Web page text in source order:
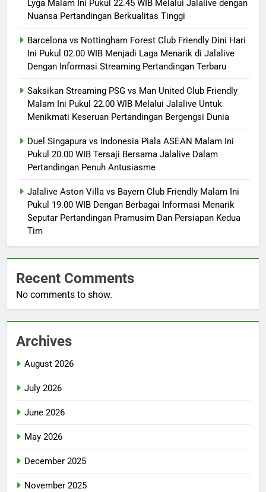
Lyga Malam Ini Pukul 22.45 WIB Melalui Jalalive dengan
Nuansa Pertandingan Berkualitas Tinggi
Barcelona vs Nottingham Forest Club Friendly Dini Hari
Ini Pukul 02.00 WIB Menjadi Laga Menarik di Jalalive
Dengan Informasi Streaming Pertandingan Terbaru
Saksikan Streaming PSG vs Man United Club Friendly
Malam Ini Pukul 22.00 WIB Melalui Jalalive Untuk
Menikmati Keseruan Pertandingan Bergengsi Dunia
Duel Singapura vs Indonesia Piala ASEAN Malam Ini
Pukul 20.00 WIB Tersaji Bersama Jalalive Dalam
Pertandingan Penuh Antusiasme
Jalalive Aston Villa vs Bayern Club Friendly Malam Ini
Pukul 19.00 WIB Dengan Berbagai Informasi Menarik
Seputar Pertandingan Pramusim Dan Persiapan Kedua
Tim
Recent Comments
No comments to show.
Archives
August 2026
July 2026
June 2026
May 2026
December 2025
November 2025